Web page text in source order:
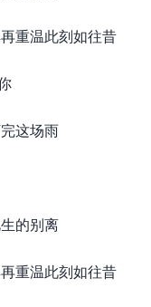
重温此刻如往昔
这场雨
的别离
重温此刻如往昔